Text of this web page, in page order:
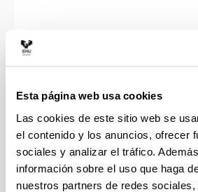
Esta página web usa cookies
Las cookies de este sitio web se
el contenido y los anuncios, ofrecer
sociales y analizar el tráfico.
información sobre el uso que haga
nuestros partners de redes
International